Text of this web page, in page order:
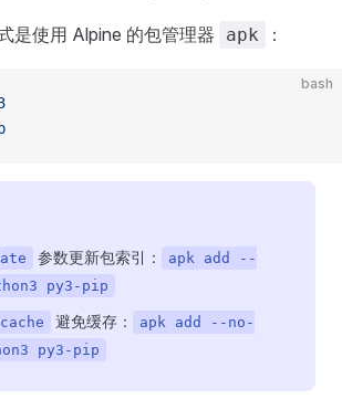
是使用 Alpine 的包管理器 apk ：
bash
参数更新包索引：
apk add --
py3-pip
避免缓存：
apk add --no-
py3-pip